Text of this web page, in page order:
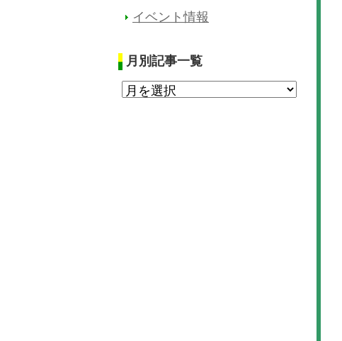
イベント情報
月別記事一覧